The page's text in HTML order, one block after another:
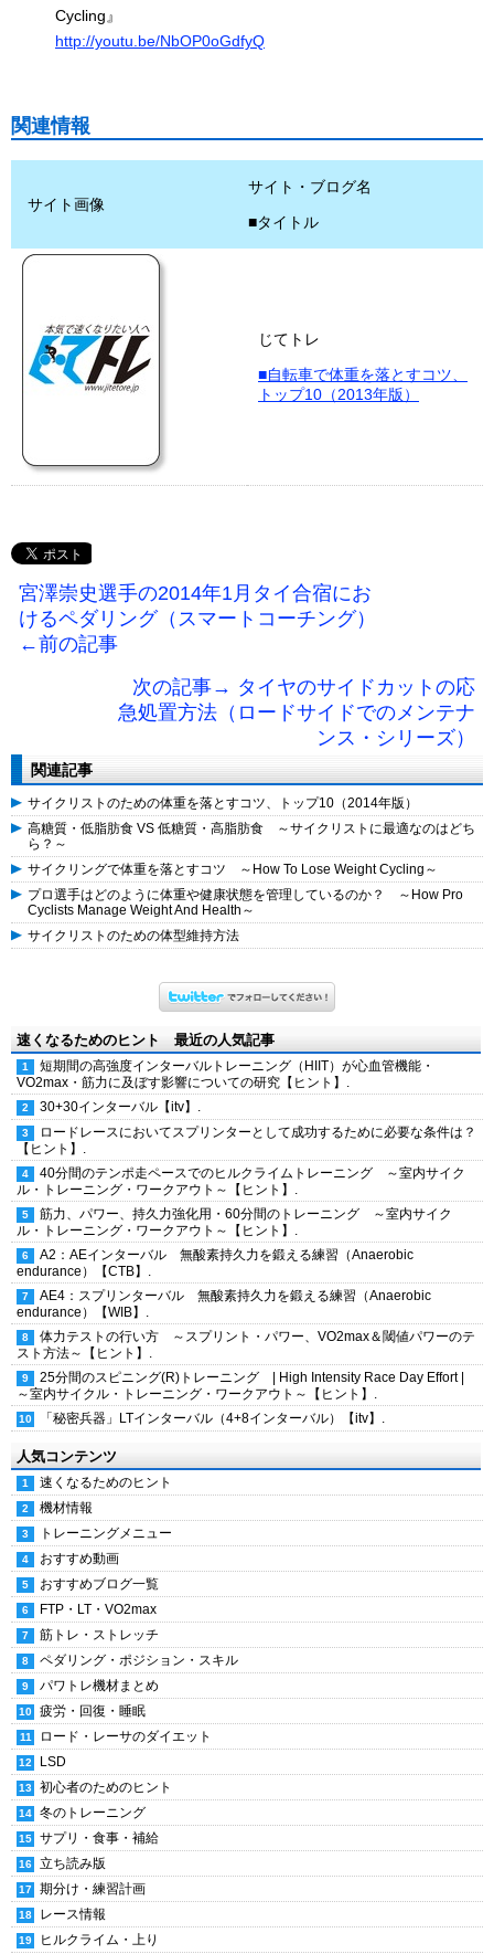
Cycling』
http://youtu.be/NbOP0oGdfyQ
関連情報
サイト画像
サイト・ブログ名
■タイトル
じてトレ
■自転車で体重を落とすコツ、
トップ10（2013年版）
宮澤崇史選手の2014年1月タイ合宿にお
けるペダリング（スマートコーチング）
←前の記事
次の記事→ タイヤのサイドカットの応
急処置方法（ロードサイドでのメンテナ
ンス・シリーズ）
関連記事
サイクリストのための体重を落とすコツ、トップ10（2014年版）
高糖質・低脂肪食 VS 低糖質・高脂肪食 ～サイクリストに最適なのはどち
ら？～
サイクリングで体重を落とすコツ ～How To Lose Weight Cycling～
プロ選手はどのように体重や健康状態を管理しているのか？ ～How Pro
Cyclists Manage Weight And Health～
サイクリストのための体型維持方法
速くなるためのヒント 最近の人気記事
短期間の高強度インターバルトレーニング（HIIT）が心血管機能・
VO2max・筋力に及ぼす影響についての研究【ヒント】.
30+30インターバル【itv】.
ロードレースにおいてスプリンターとして成功するために必要な条件は？
【ヒント】.
40分間のテンポ走ペースでのヒルクライムトレーニング ～室内サイク
ル・トレーニング・ワークアウト～【ヒント】.
筋力、パワー、持久力強化用・60分間のトレーニング ～室内サイク
ル・トレーニング・ワークアウト～【ヒント】.
A2：AEインターバル 無酸素持久力を鍛える練習（Anaerobic
endurance）【CTB】.
AE4：スプリンターバル 無酸素持久力を鍛える練習（Anaerobic
endurance）【WIB】.
体力テストの行い方 ～スプリント・パワー、VO2max＆閾値パワーのテ
スト方法～【ヒント】.
25分間のスピニング(R)トレーニング | High Intensity Race Day Effort |
～室内サイクル・トレーニング・ワークアウト～【ヒント】.
「秘密兵器」LTインターバル（4+8インターバル）【itv】.
人気コンテンツ
速くなるためのヒント
機材情報
トレーニングメニュー
おすすめ動画
おすすめブログ一覧
FTP・LT・VO2max
筋トレ・ストレッチ
ペダリング・ポジション・スキル
パワトレ機材まとめ
疲労・回復・睡眠
ロード・レーサのダイエット
LSD
初心者のためのヒント
冬のトレーニング
サプリ・食事・補給
立ち読み版
期分け・練習計画
レース情報
ヒルクライム・上り